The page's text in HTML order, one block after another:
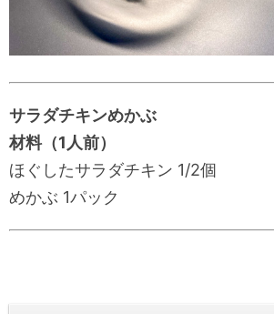
サラダチキンめかぶ
材料（1人前）
ほぐしたサラダチキン 1/2個
めかぶ 1パック